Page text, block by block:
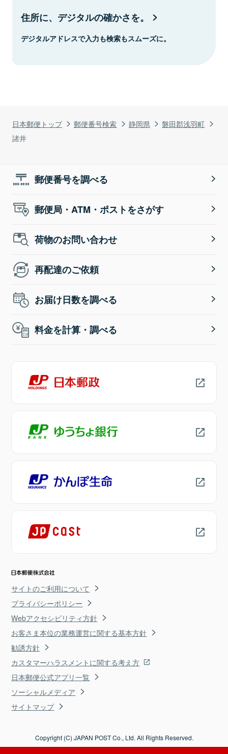
日本郵便トップ 郵便番号検索 静岡県
磐田郡浅羽町
諸井
住所に、デジタルの確かさを。
デジタルアドレスで入力も検索もスムーズに。
郵便番号を調べる
郵便局・ATM・ポストをさがす
荷物のお問い合わせ
再配達のご依頼
お届け日数を調べる
料金を計算・調べる
サイトのご利用について
プライバシーポリシー
Webアクセシビリティ方針
お客さま本位の業務運営に関する基本方針
勧誘方針
カスタマーハラスメントに関する考え方
日本郵便公式アプリ一覧
ソーシャルメディア
サイトマップ
Copyright (C) JAPAN POST Co., Ltd. All Rights Reserved.